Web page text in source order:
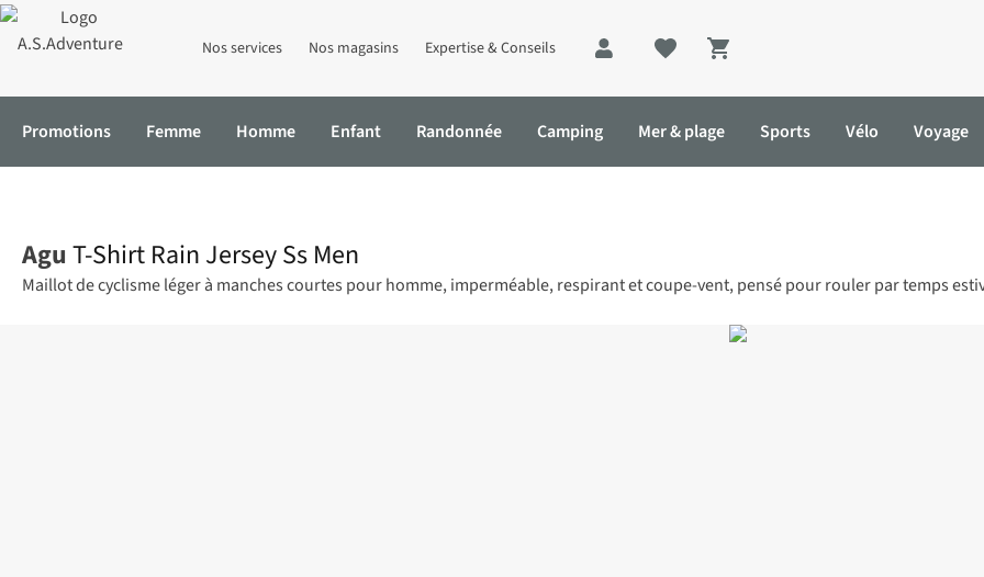
Nos services Nos magasins Expertise & Conseils
Shopping cart
Promotions Femme Homme Enfant Randonnée Camping Mer & plage Sports Vélo Voyage
Agu T-Shirt Rain Jersey Ss Men
Maillot de cyclisme léger à manches courtes pour homme, imperméable, respirant et coupe-vent, pensé pour rouler par temps